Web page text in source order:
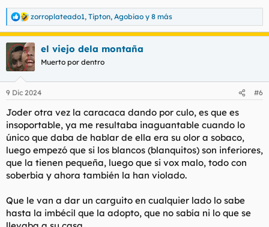
R
e
a
c
c
i
e
:
zorroplateado1, Tipton, Agobiao y 8 más
el viejo dela montaña
Muerto por dentro
9 Dic 2024 #6
Joder otra vez la caracaca dando por culo, es que es
insoportable, ya me resultaba inaguantable cuando lo
único que daba de hablar de ella era su olor a sobaco,
luego empezó que si los blancos (blanquitos) son inferiores,
que la tienen pequeña, luego que si vox malo, todo con
soberbia y ahora también la han violado.
Que le van a dar un carguito en cualquier lado lo sabe
hasta la imbécil que la adopto, que no sabía ni lo que se